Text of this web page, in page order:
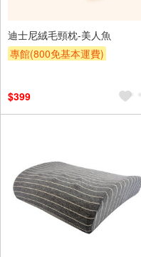
迪士尼絨毛頸枕-美人魚
專館(800免基本運費)
$399